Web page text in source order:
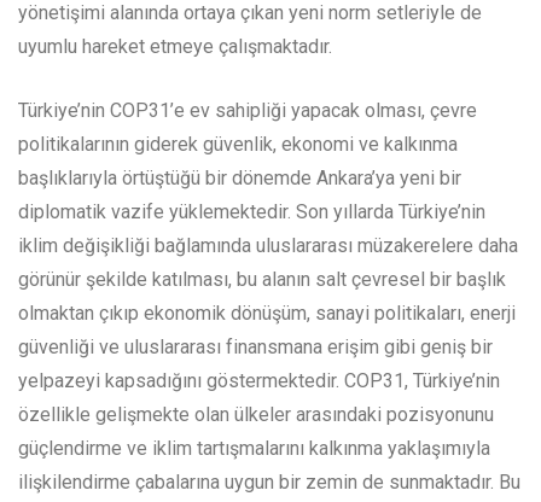
yönetişimi alanında ortaya çıkan yeni norm setleriyle de
uyumlu hareket etmeye çalışmaktadır.
Türkiye’nin COP31’e ev sahipliği yapacak olması, çevre
politikalarının giderek güvenlik, ekonomi ve kalkınma
başlıklarıyla örtüştüğü bir dönemde Ankara’ya yeni bir
diplomatik vazife yüklemektedir. Son yıllarda Türkiye’nin
iklim değişikliği bağlamında uluslararası müzakerelere daha
görünür şekilde katılması, bu alanın salt çevresel bir başlık
olmaktan çıkıp ekonomik dönüşüm, sanayi politikaları, enerji
güvenliği ve uluslararası finansmana erişim gibi geniş bir
yelpazeyi kapsadığını göstermektedir. COP31, Türkiye’nin
özellikle gelişmekte olan ülkeler arasındaki pozisyonunu
güçlendirme ve iklim tartışmalarını kalkınma yaklaşımıyla
ilişkilendirme çabalarına uygun bir zemin de sunmaktadır. Bu